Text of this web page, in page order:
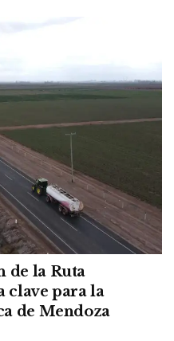
de la Ruta
clave para la
de Mendoza